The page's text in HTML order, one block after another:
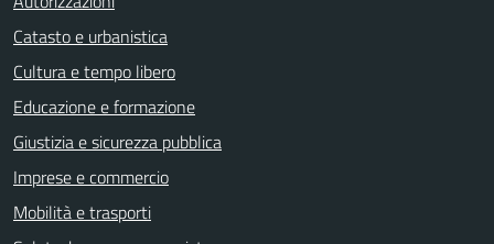
Catasto e urbanistica
Cultura e tempo libero
Educazione e formazione
Giustizia e sicurezza pubblica
Imprese e commercio
Mobilità e trasporti